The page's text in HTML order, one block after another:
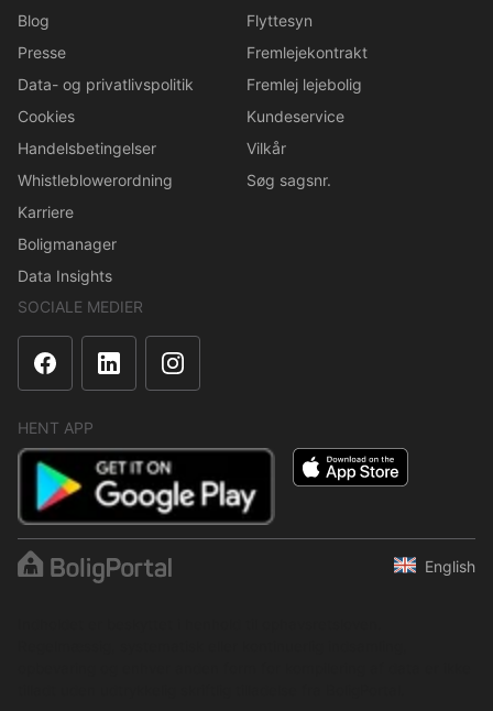
Blog
Presse
Data- og privatlivspolitik
Cookies
Handelsbetingelser
Whistleblowerordning
Karriere
Boligmanager
Data Insights
Flyttesyn
Fremlejekontrakt
Fremlej lejebolig
Kundeservice
Vilkår
Søg sagsnr.
SOCIALE MEDIER
HENT APP
English